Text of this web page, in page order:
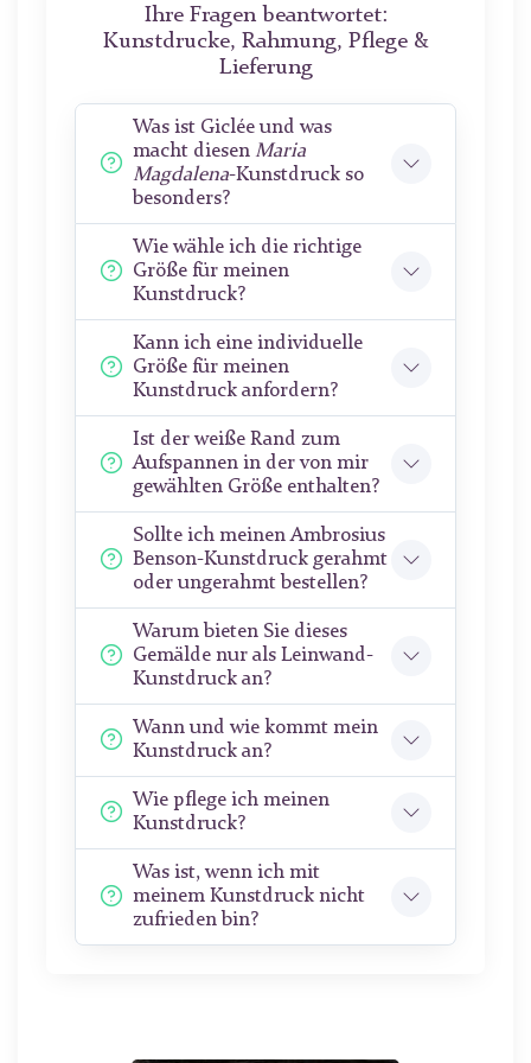
Ihre Fragen beantwortet:
Kunstdrucke, Rahmung, Pflege &
Lieferung
Was ist Giclée und was
macht diesen Maria
Magdalena-Kunstdruck so
besonders?
Wie wähle ich die richtige
Größe für meinen
Kunstdruck?
Kann ich eine individuelle
Größe für meinen
Kunstdruck anfordern?
Ist der weiße Rand zum
Aufspannen in der von mir
gewählten Größe enthalten?
Sollte ich meinen Ambrosius
Benson-Kunstdruck gerahmt
oder ungerahmt bestellen?
Warum bieten Sie dieses
Gemälde nur als Leinwand-
Kunstdruck an?
Wann und wie kommt mein
Kunstdruck an?
Wie pflege ich meinen
Kunstdruck?
Was ist, wenn ich mit
meinem Kunstdruck nicht
zufrieden bin?